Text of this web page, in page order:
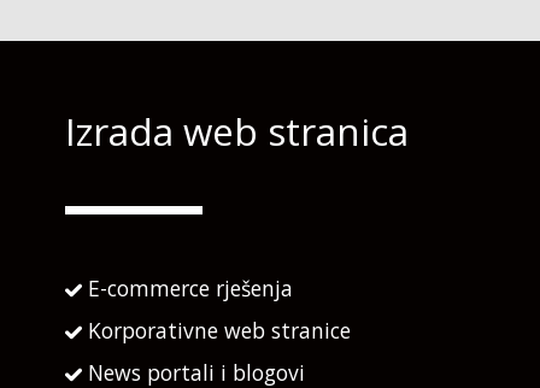
Izrada web stranica
E-commerce rješenja
Korporativne web stranice
News portali i blogovi